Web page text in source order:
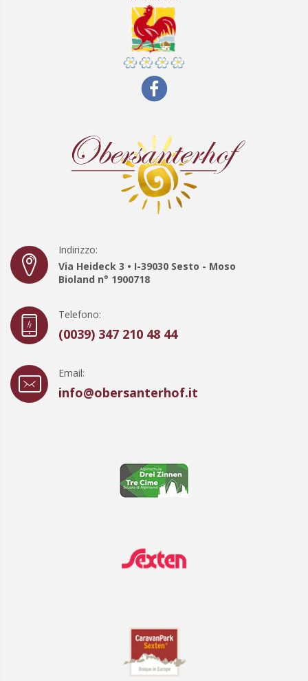
Indirizzo:
Via Heideck 3 • I-39030 Sesto - Moso
Bioland n° 1900718
Telefono:
(0039) 347 210 48 44
Email:
info@obersanterhof.it